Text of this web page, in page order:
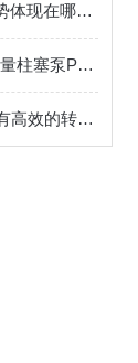
哈威柱塞泵SAP的优势体现在哪些方面？
EATON伊顿威格士变量柱塞泵PVH故障维修
威格士柱塞泵PVH具有高效的转换效率和较低的能耗